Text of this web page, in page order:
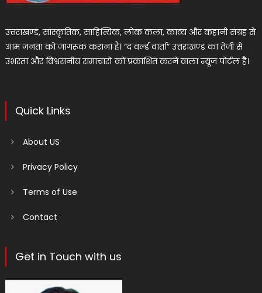
उत्तराखण्ड, सांस्कृतिक, साहित्यिक, लोक कला, काव्य और कहानी संग्रह से
आम जनता को जागरूक कराना है। “द वर्ल्ड वार्ता” उत्तराखण्ड का तेजी से
उभरता और विश्वसनीय समाचारों को प्रकाशित करने वाला न्यूज पोर्टल है।
Quick Links
About US
Privacy Policy
Terms of Use
Contact
Get in Touch with us